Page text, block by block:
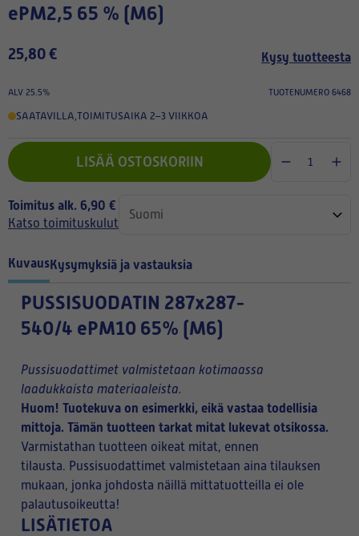
ePM2,5 65 % (M6)
25,80 € Kysy tuotteesta
ALV 25.5% TUOTENUMERO 6468
SAATAVILLA,TOIMITUSAIKA 2–3 VIIKKOA
LISÄÄ OSTOSKORIIN
Toimitus alk. 6,90 €
Katso toimituskulut
KuvausKysymyksiä ja vastauksia
PUSSISUODATIN 287x287-
540/4 ePM10 65% (M6)
Pussisuodattimet valmistetaan kotimaassa
laadukkaista materiaaleista.
Huom! Tuotekuva on esimerkki, eikä vastaa todellisia
mittoja. Tämän tuotteen tarkat mitat lukevat otsikossa.
Varmistathan tuotteen oikeat mitat, ennen
tilausta. Pussisuodattimet valmistetaan aina tilauksen
mukaan, jonka johdosta näillä mittatuotteilla ei ole
palautusoikeutta!
LISÄTIETOA